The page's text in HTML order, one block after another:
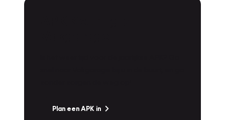
Plan een APK in